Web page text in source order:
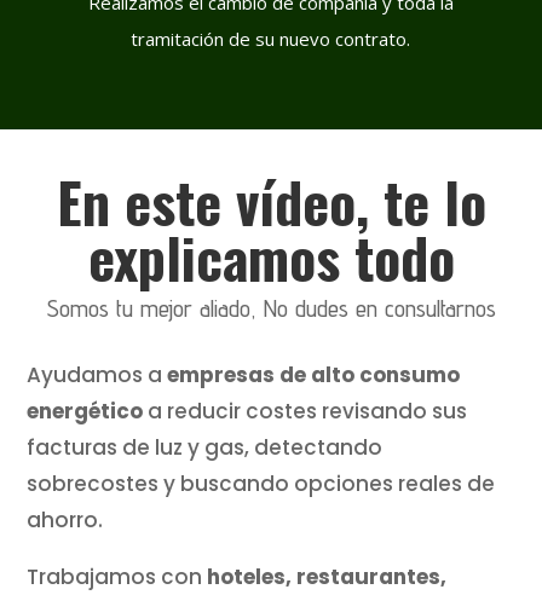
tramitación de su nuevo contrato.
En este vídeo, te lo
explicamos todo
Somos tu mejor aliado, No dudes en consultarnos
Ayudamos aempresas de alto consumo
energético a reducir costes revisando sus
facturas de luz y gas, detectando
sobrecostes y buscando opciones reales de
ahorro.
Trabajamos con hoteles, restaurantes,